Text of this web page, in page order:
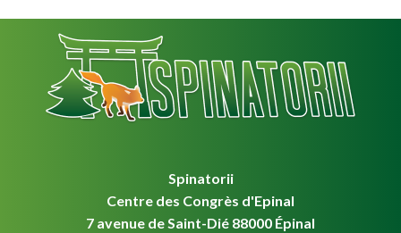
Spinatorii
Centre des Congrès d'Epinal
7 avenue de Saint-Dié 88000 Épinal